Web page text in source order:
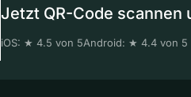
Jetzt QR-Code scannen
iOS: ★ 4.5 von 5Android: ★ 4.4 von 5